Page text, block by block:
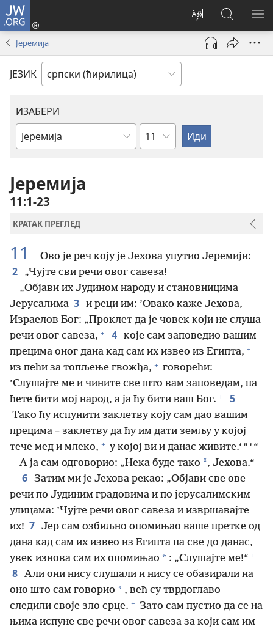
JW.ORG
Промени
језик
сајта
Пријава
(отвара
прозор)
Претрага
сајта
JW.ORG
Јеремија
ЈЕЗИК
ИЗАБЕРИ
Библијска
Поглавље
Јеремија
11:1-23
КРАТАК ПРЕГЛЕД
11 Ово је реч коју је Јехова упутио Јеремији:
2
„Чујте сви речи овог савеза!
„Објави их Јудином народу и становницима
Јерусалима 3 и реци им: ’Овако каже Јехова,
Израелов Бог: „Проклет да је човек који не слуша
речи овог савеза, + 4 које сам заповедио вашим
прецима оног дана кад сам их извео из Египта, +
из пећи за топљење гвожђа, + говорећи:
’Слушајте ме и чините све што вам заповедам, па
ћете бити мој народ, а ја ћу бити ваш Бог. + 5
Тако ћу испунити заклетву коју сам дао вашим
прецима – заклетву да ћу им дати земљу у којој
тече мед и млеко, + у којој ви и данас живите.‘ “ ‘ “
А ја сам одговорио: „Нека буде тако *, Јехова.“
6 Затим ми је Јехова рекао: „Објави све ове
речи по Јудиним градовима и по јерусалимским
улицама: ’Чујте речи овог савеза и извршавајте
их! 7 Јер сам озбиљно опомињао ваше претке од
дана кад сам их извео из Египта па све до данас,
увек изнова сам их опомињао * : „Слушајте ме!“ +
8 Али они нису слушали и нису се обазирали на
оно што сам говорио * , већ су тврдоглаво
следили своје зло срце. + Зато сам пустио да се на
њима испуне све речи овог савеза за који сам им